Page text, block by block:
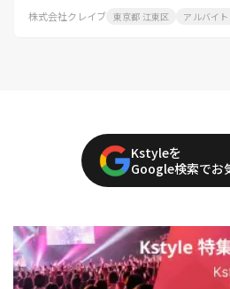
株式会社クレイブ 東京都 江東区 アルバイ
Kstyleを
Google検索でお